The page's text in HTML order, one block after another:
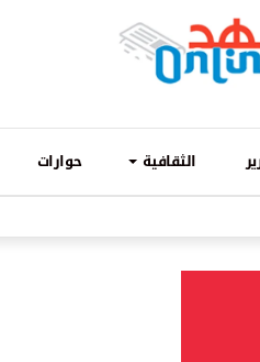
الثقافية حوارات